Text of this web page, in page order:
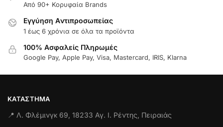
Από 90+ Κορυφαία Brands
Εγγύηση Aντιπροσωπείας
1 έως 6 χρόνια σε όλα τα προϊόντα
100% Ασφαλείς Πληρωμές
Google Pay, Apple Pay, Visa, Mastercard, IRIS, Klarna
ΚΑΤΆΣΤΗΜΑ
📍 Λ. Φλέμινγκ 69, 18233 Αγ. Ι. Ρέντης, Πειραιάς